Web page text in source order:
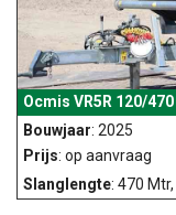
Ocmis VR5R 120/470
Bouwjaar: 2025
Prijs: op aanvraag
Slanglengte: 470 Mtr,